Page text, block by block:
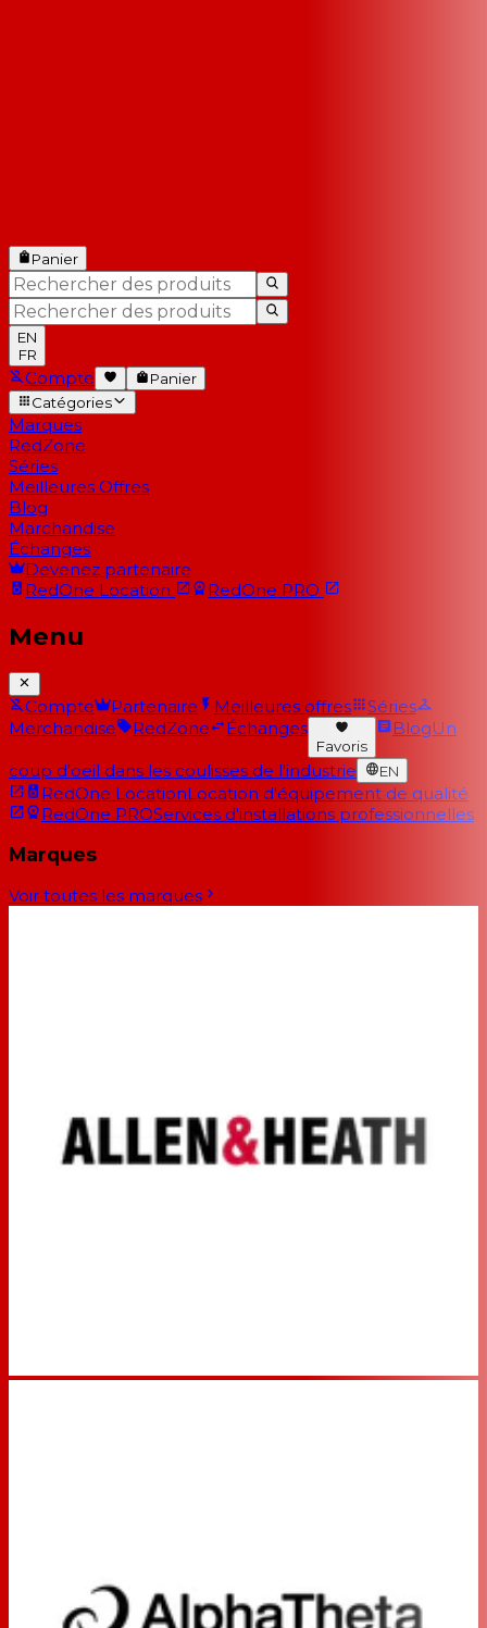
Panier
EN
FR
Compte
Panier
Catégories
Marques
RedZone
Séries
Meilleures Offres
Blog
Marchandise
Échanges
Devenez partenaire
RedOne Location RedOne PRO
Menu
Compte Partenaire Meilleures offres
Séries
Merchandise
RedZone Échanges
Favoris
BlogUn
coup d'oeil dans les coulisses de l'industrie EN
RedOne LocationLocation d'équipement de qualité
RedOne PROServices d'installations professionnelles
Marques
Voir toutes les marques